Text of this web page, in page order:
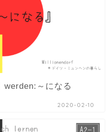
werden:～になる
2020-02-10